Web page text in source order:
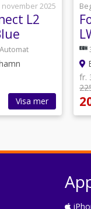
november 2025
L2
Automat
Visa mer
fr.